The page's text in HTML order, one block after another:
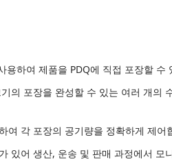
용하여 제품을 PDQ에 직접 포장할 수
의 포장을 완성할 수 있는 여러 개의
여 각 포장의 공기량을 정확하게 제어
있어 생산, 운송 및 판매 과정에서 모